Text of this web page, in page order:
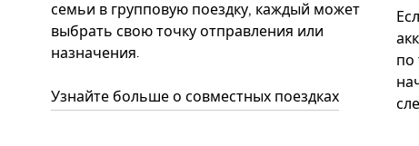
семьи в групповую поездку, каждый может
выбрать свою точку отправления или
назначения.
Узнайте больше о совместных поездках
по